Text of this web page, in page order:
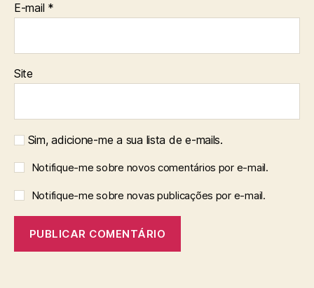
E-mail *
Site
Sim, adicione-me a sua lista de e-mails.
Notifique-me sobre novos comentários por e-mail.
Notifique-me sobre novas publicações por e-mail.